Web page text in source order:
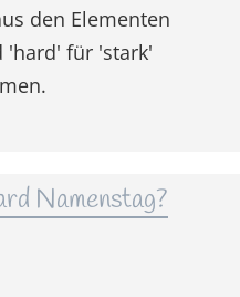
den Elementen
'hard' für 'stark'
Namenstag?